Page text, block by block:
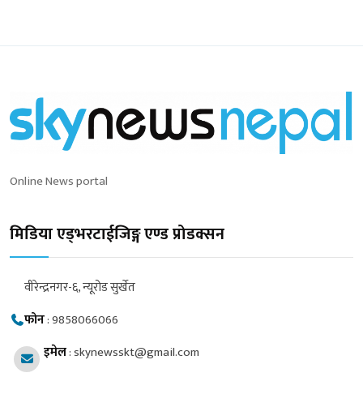
Online News portal
मिडिया एड्भरटाईजिङ्ग एण्ड प्रोडक्सन
वीरेन्द्रनगर-६, न्यूरोड सुर्खेत
फोन:9858066066
इमेल:skynewsskt@gmail.com